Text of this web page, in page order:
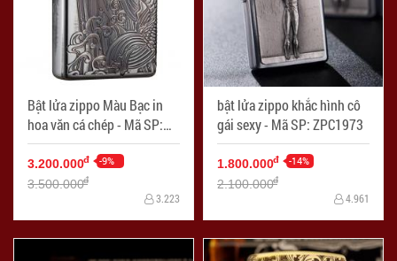
Bật lửa zippo Màu Bạc in
hoa văn cá chép - Mã SP:
ZPC1961
3.200.000đ -9%
3.500.000đ
3.223
bật lửa zippo khắc hình cô
gái sexy - Mã SP: ZPC1973
1.800.000đ -14%
2.100.000đ
4.961